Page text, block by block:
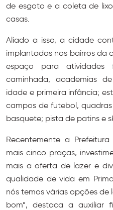
de esgoto e a coleta de
casas.
Aliado a isso, a cidade
implantadas nos bairros da
espaço para atividades
caminhada, academias
idade e primeira infância;
campos de futebol,
basquete; pista de patins e
Recentemente a
mais cinco praças,
mais a oferta de lazer e
qualidade de vida em
nós temos várias opções de
bom”, destaca a auxiliar